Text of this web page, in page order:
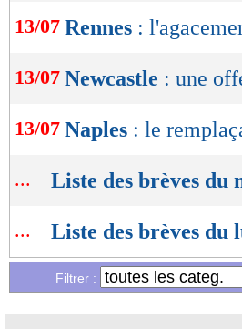
13/07 Rennes :
13/07 Newcastle : une
13/07 Naples : le
... Liste des brèves du
... Liste des brèves du
Filtrer :